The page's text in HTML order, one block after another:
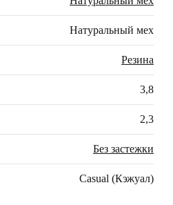
Натуральный мех
Резина
3,8
2,3
Без застежки
Casual (Кэжуал)